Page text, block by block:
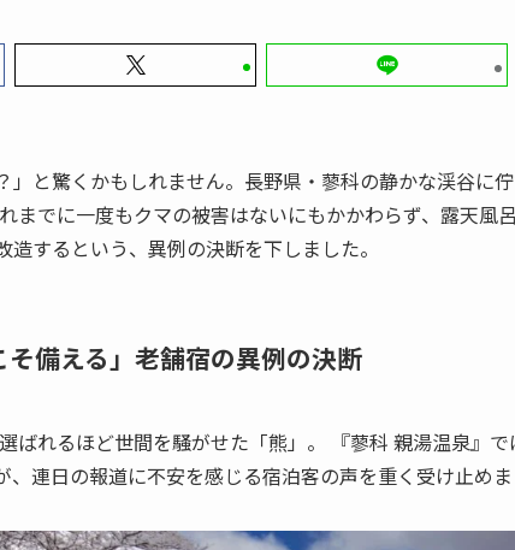
」と驚くかもしれません。長野県・蓼科の静かな渓谷に
までに一度もクマの被害はないにもかかわらず、露天風
するという、異例の決断を下しました。
そ備える」老舗宿の異例の決断
ばれるほど世間を騒がせた「熊」。 『蓼科 親湯温泉』
連日の報道に不安を感じる宿泊客の声を重く受け止めま